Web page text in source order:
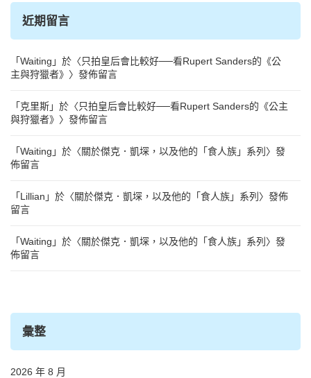
近期留言
「Waiting 」於〈只拍皇后會比較好──看Rupert Sanders的《公
主與狩獵者》 〉發佈留言
「 克里斯」於〈只拍皇后會比較好──看Rupert Sanders的《公主
與狩獵者》 〉發佈留言
「Waiting 」於〈關於傑克．凱堔，以及他的「食人族」系列 〉發
佈留言
「 Lillian 」於〈關於傑克．凱堔，以及他的「食人族」系列 〉發佈
留言
「Waiting 」於〈關於傑克．凱堔，以及他的「食人族」系列 〉發
佈留言
彙整
2026 年 8 月